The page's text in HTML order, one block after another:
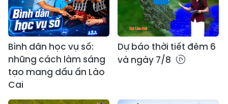
Bình dân học vụ số:
những cách làm sáng
tạo mang dấu ấn Lào
Cai
Dự báo thời tiết đêm 6
và ngày 7/8